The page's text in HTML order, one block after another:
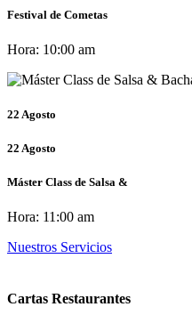
Festival de Cometas
Hora: 10:00 am
22 Agosto
22 Agosto
Máster Class de Salsa &
Hora: 11:00 am
Nuestros Servicios
Cartas Restaurantes